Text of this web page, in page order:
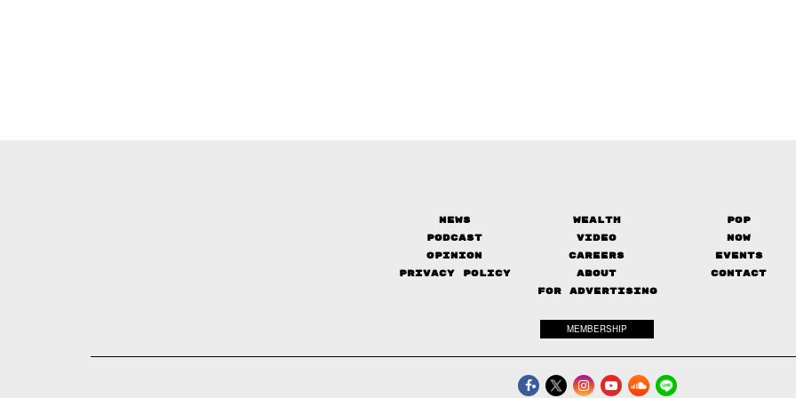
News Wealth
Pop
Podcast
Video
Now
Opinion
Careers
Events
Privacy Policy
About
Contact
FOR ADVERTISING
MEMBERSHIP